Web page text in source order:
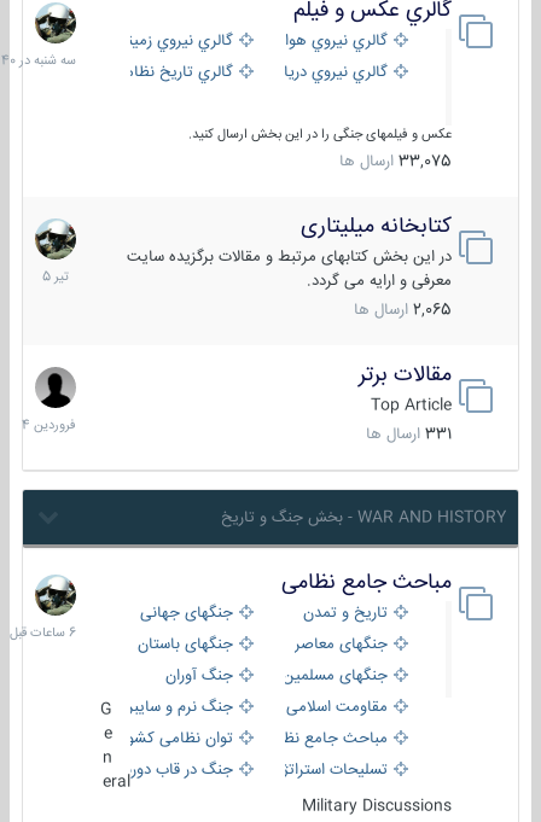
گالري عكس و فيلم
گالري نيروي هوايي
گالري نيروي زميني
گالري نيروي دريايي
گالري تاریخ نظامی
عکس و فیلمهای جنگی را در این بخش ارسال کنید.
33,075 ارسال ها
سه
شنبه
در
کتابخانه میلیتاری
در این بخش کتابهای مرتبط و مقالات برگزیده سایت
معرفی و ارایه می گردد.
2,065 ارسال ها
16
تیر
1405
مقالات برتر
Top Article
331 ارسال ها
29
فروردین
1404
WAR AND HISTORY - بخش جنگ و تاریخ
مباحث جامع نظامی
تاریخ و تمدن
جنگهای جهانی
جنگهای معاصر
جنگهای باستان
جنگهای مسلمین
جنگ آوران
مقاومت اسلامی
جنگ نرم و سایبری
مباحث جامع نظامی
توان نظامی کشورها
تسلیحات استراتژیک
جنگ در قاب دوربین
eral
Military Discussions
6
ساعات
قبل